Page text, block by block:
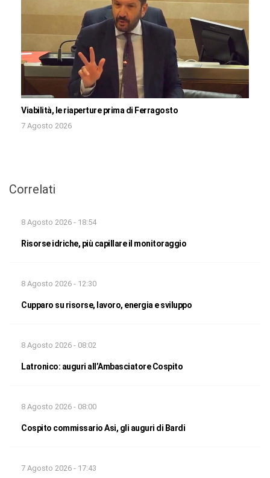
Viabilità, le riaperture prima di Ferragosto
7 Agosto 2026
Correlati
8 Agosto 2026 - 18:54
Risorse idriche, più capillare il monitoraggio
8 Agosto 2026 - 12:30
Cupparo su risorse, lavoro, energia e sviluppo
8 Agosto 2026 - 08:02
Latronico: auguri all’Ambasciatore Cospito
8 Agosto 2026 - 08:00
Cospito commissario Asi, gli auguri di Bardi
7 Agosto 2026 - 17:43